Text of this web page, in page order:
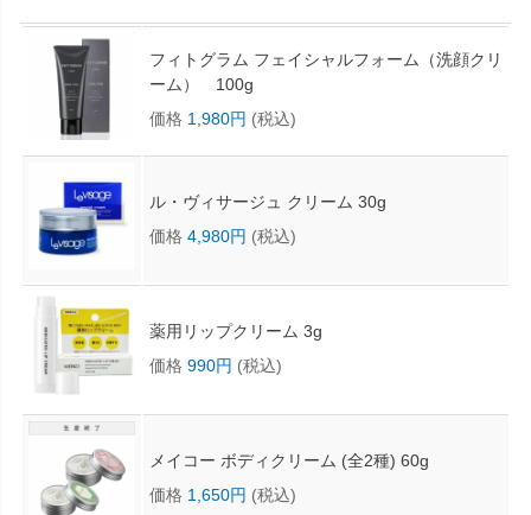
フィトグラム フェイシャルフォーム（洗顔クリ
ーム） 100g
価格 1,980円 (税込)
ル・ヴィサージュ クリーム 30g
価格 4,980円 (税込)
薬用リップクリーム 3g
価格 990円 (税込)
メイコー ボディクリーム (全2種) 60g
価格 1,650円 (税込)